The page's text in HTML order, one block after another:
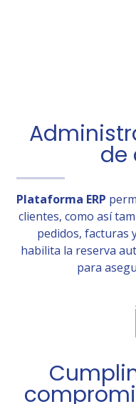
de
Plataforma ERP
clientes, como así
pedidos, facturas
habilita la reserva
para